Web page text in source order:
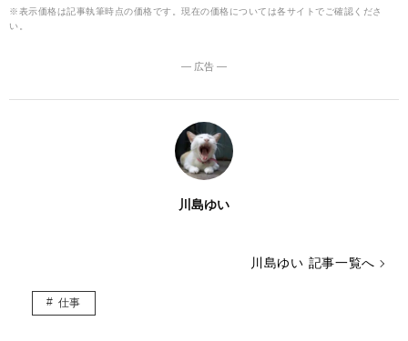
※表示価格は記事執筆時点の価格です。現在の価格については各サイトでご確認くださ
い。
― 広告 ―
川島ゆい
川島ゆい 記事一覧へ
仕事